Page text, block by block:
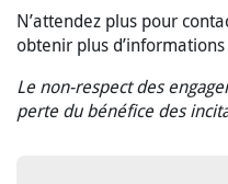
N’attendez plus pour
obtenir plus d’informations
Le non-respect des
perte du bénéfice des